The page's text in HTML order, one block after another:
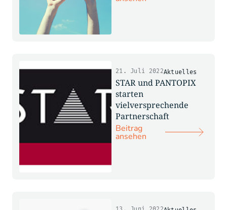
Aktuelles
21. Juli 2022
STAR und PANTOPIX
starten
vielversprechende
Partnerschaft
Beitrag
ansehen